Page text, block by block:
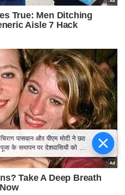
चिराग पासवान और पीएम मोदी ने छठ
पूजा के समापन पर देशवासियों को दी
शुभकामनाएं, छठी मैया से देश की
समृद्धि की कामना की